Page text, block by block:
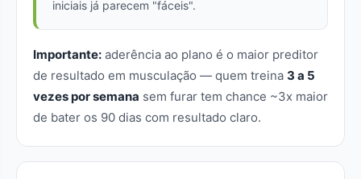
iniciais já parecem "fáceis".
Importante: aderência ao plano é o maior preditor
de resultado em musculação — quem treina 3 a 5
vezes por semana sem furar tem chance ~3x maior
de bater os 90 dias com resultado claro.